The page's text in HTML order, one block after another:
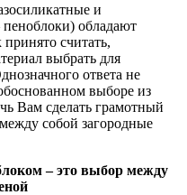
и
обладают
считать,
выбрать для
ответа не
выборе из
Вам сделать грамотный
собой загородные
– это выбор между